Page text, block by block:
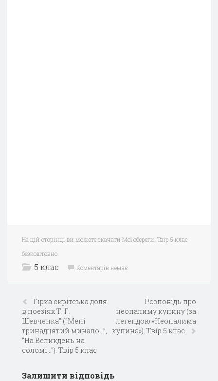
На цій сторінці ви можете скачати Мої обереги. Твір 5 клас
безкоштовно.
5 клас Коментарів немає
Гірка сирітська доля
в поезіях Т. Г.
Шевченка” (“Мені
тринадцятий минало…”,
“На Великдень на
соломі…”). Твір 5 клас
Розповідь про
неопалиму купину (за
легендою «Неопалима
купина»). Твір 5 клас
Залишити відповідь